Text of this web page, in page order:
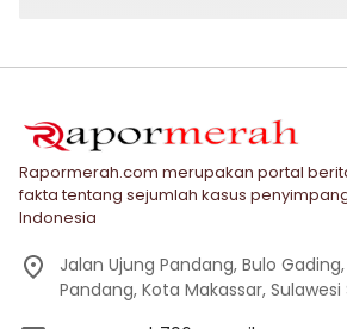
Rapormerah.com merupakan portal
fakta tentang sejumlah kasus
Indonesia
Jalan Ujung Pandang, Bulo
Pandang, Kota Makassar,